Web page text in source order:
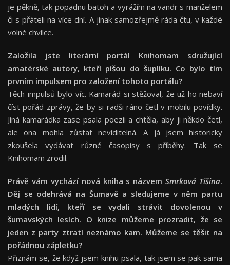
je pěkně, tak popadnu batoh a vyrážím na vandr s manželem
či s přáteli na více dní. A jinak samozřejmě ráda čtu, v každé
volné chvilce.
Založila jste literární portál Knihomam sdružující
amatérské autory, kteří píšou do šuplíku. Co bylo tím
prvním impulsem pro založení tohoto portálu?
Těch impulsů bylo víc. Kamarád si stěžoval, že už ho nebaví
číst pořád zprávy, že by si radši ráno četl v mobilu povídky.
Jiná kamarádka zase psala poezii a chtěla, aby ji někdo četl,
ale ona mohla zůstat neviditelná. A já jsem historicky
zkoušela vydávat různé časopisy s příběhy. Tak se
Knihomam zrodil.
Právě vám vychází nová kniha s názvemSmrková Tišina.
Děj se odehrává na Šumavě a sledujeme v něm partu
mladých lidí, kteří se vydali strávit dovolenou v
šumavských lesích. O knize můžeme prozradit, že se
jeden z party ztratí neznámo kam. Můžeme se těšit na
pořádnou zápletku?
Přiznám se, že když jsem knihu psala, tak jsem se pak sama